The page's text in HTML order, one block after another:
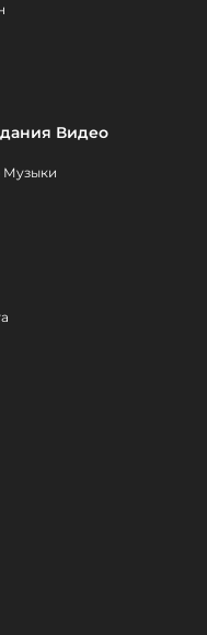
Видео
Музыки